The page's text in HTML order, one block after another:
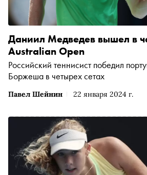
Павел Шейнин 22 января 2024 г.
Даниил Медведев вышел в
Australian Open
Российский теннисист победил
Боржеша в четырех сетах